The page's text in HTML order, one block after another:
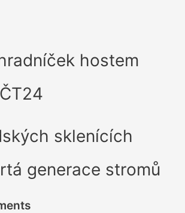
hostem
sklenících
generace stromů